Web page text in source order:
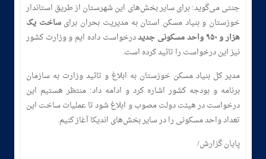
جنتی می‌گوید: برای سایر بخش‌های این شهرستان از طریق استاندار
خوزستان و بنیاد مسکن استان به مدیریت بحران برایساخت یک
هزار و ۹۵۰ واحد مسکونی جدید
درخواست داده ایم و وزارت کشور
نیز این درخواست را تائید کرده است.
مدیر کل بنیاد مسکن خوزستان به ابلاغ و تائید وزارت به سازمان
برنامه و بودجه کشور اشاره کرد و ادامه داد: منتظر هستیم این
درخواست در هیئت دولت مصوب و ابلاغ شود تا عملیات ساخت این
تعداد واحد مسکونی را در سایر بخش‌های اندیکا آغاز کنیم.
پایان گزارش/